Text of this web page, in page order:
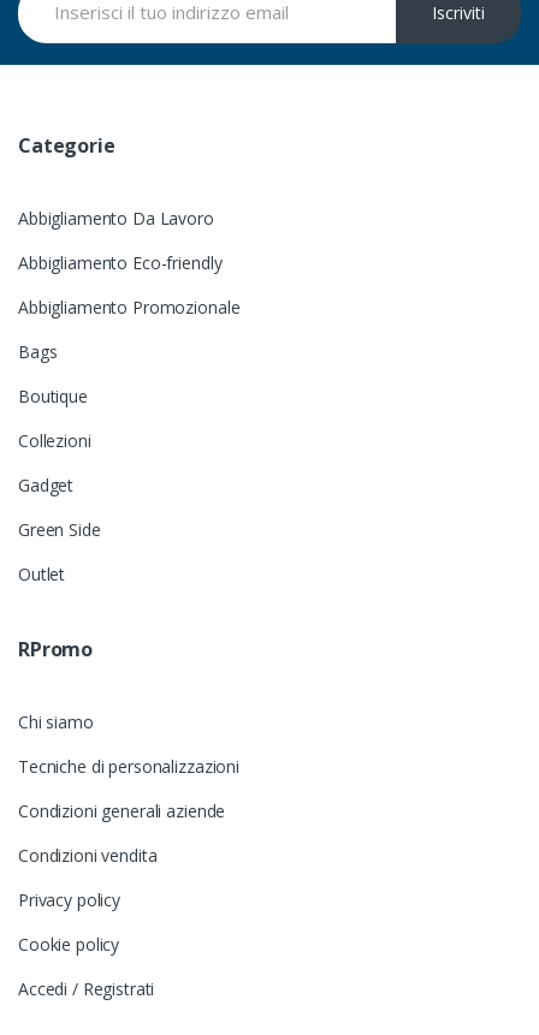
Iscriviti
Categorie
Abbigliamento Da Lavoro
Abbigliamento Eco-friendly
Abbigliamento Promozionale
Bags
Boutique
Collezioni
Gadget
Green Side
Outlet
RPromo
Chi siamo
Tecniche di personalizzazioni
Condizioni generali aziende
Condizioni vendita
Privacy policy
Cookie policy
Accedi / Registrati